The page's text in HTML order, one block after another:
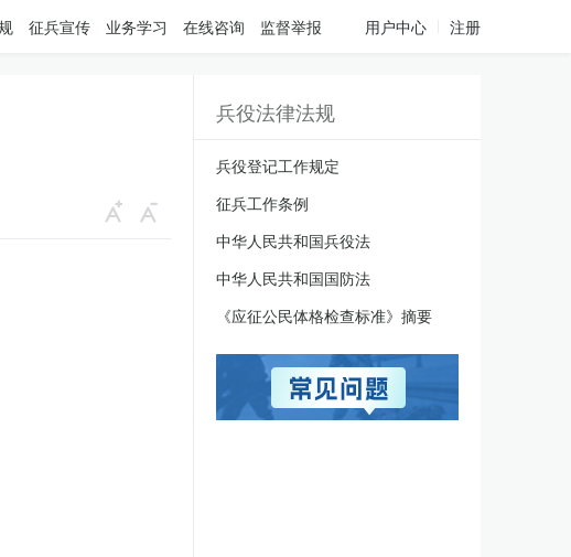
征兵宣传 业务学习 在线咨询 监督举报 用户中心 注册
兵役法律法规
兵役登记工作规定
征兵工作条例
中华人民共和国兵役法
中华人民共和国国防法
《应征公民体格检查标准》摘要